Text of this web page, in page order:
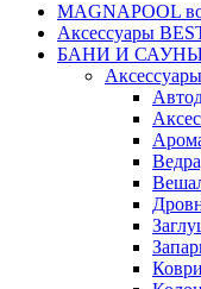
MAGNAPOOL
Аксессуары
БАНИ И